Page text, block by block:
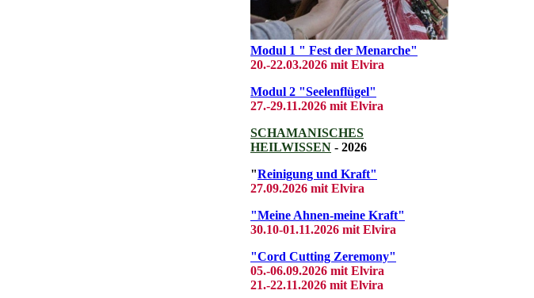
Modul 1 " Fest der Menarche"
20.-22.03.2026 mit Elvira
Modul 2 "Seelenflügel"
27.-29.11.2026 mit Elvira
SCHAMANISCHES
HEILWISSEN - 2026
"Reinigung und Kraft"
27.09.2026 mit Elvira
"Meine Ahnen-meine Kraft"
30.10-01.11.2026 mit Elvira
"Cord Cutting Zeremony"
05.-06.09.2026 mit Elvira
21.-22.11.2026 mit Elvira